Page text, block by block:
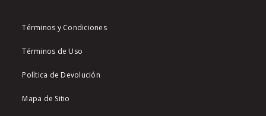
Términos y Condiciones
Términos de Uso
Política de Devolución
Mapa de Sitio